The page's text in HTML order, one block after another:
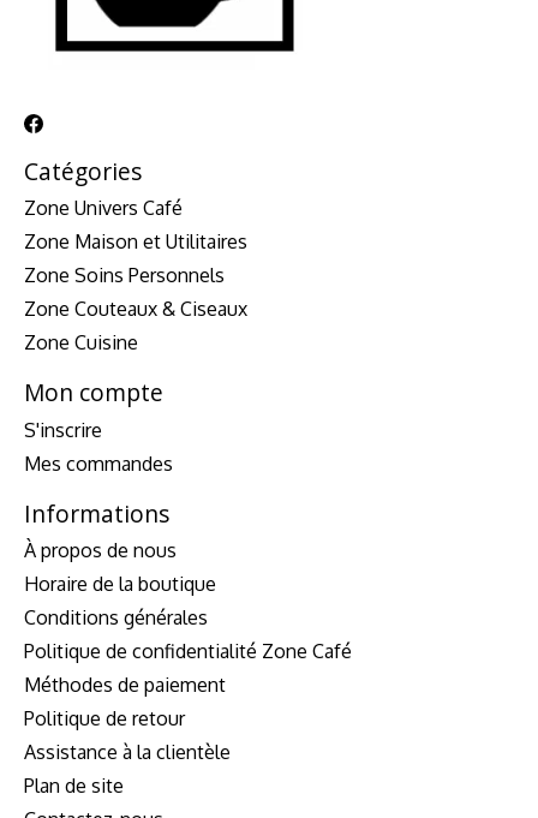
Catégories
Zone Univers Café
Zone Maison et Utilitaires
Zone Soins Personnels
Zone Couteaux & Ciseaux
Zone Cuisine
Mon compte
S'inscrire
Mes commandes
Informations
À propos de nous
Horaire de la boutique
Conditions générales
Politique de confidentialité Zone Café
Méthodes de paiement
Politique de retour
Assistance à la clientèle
Plan de site